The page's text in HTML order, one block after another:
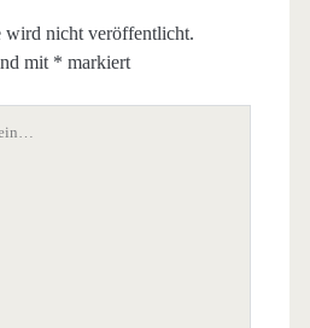
wird nicht veröffentlicht.
mit * markiert